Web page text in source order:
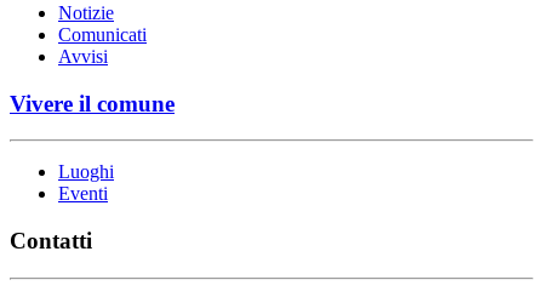
Notizie
Comunicati
Avvisi
Vivere il comune
Luoghi
Eventi
Contatti